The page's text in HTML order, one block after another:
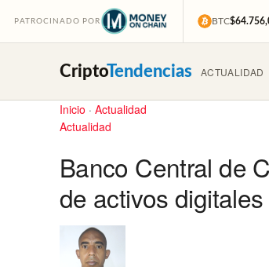
PATROCINADO POR BTC
CriptoTendencias ACTUALIDAD
Inicio · Actualidad
Actualidad
Banco Central de
de activos digitales